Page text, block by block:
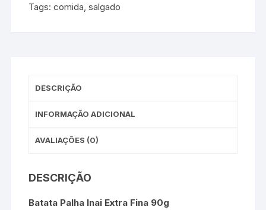
Tags:comida ,salgado
DESCRIÇÃO
INFORMAÇÃO ADICIONAL
AVALIAÇÕES (0)
DESCRIÇÃO
Batata Palha Inai Extra Fina 90g